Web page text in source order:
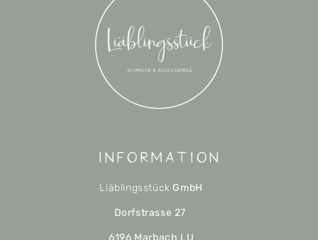
Information
Liäblingsstück GmbH
Dorfstrasse 27